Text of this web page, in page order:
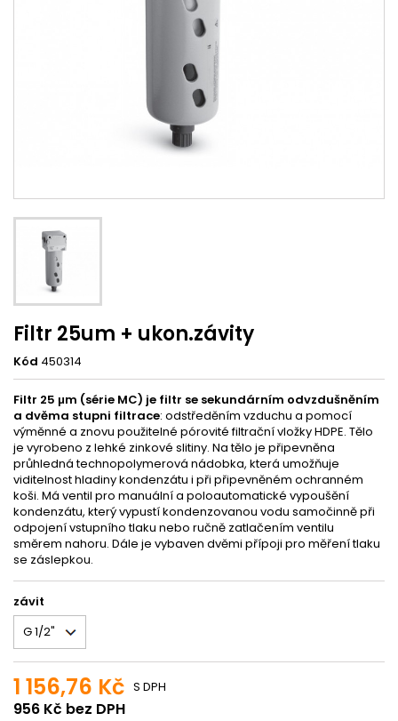
Filtr 25um + ukon.závity
Kód 450314
Filtr 25 μm (série MC) je filtr se sekundárním odvzdušněním
a dvěma stupni filtrace: odstředěním vzduchu a pomocí
výměnné a znovu použitelné pórovité filtrační vložky HDPE. Tělo
je vyrobeno z lehké zinkové slitiny. Na tělo je připevněna
průhledná technopolymerová nádobka, která umožňuje
viditelnost hladiny kondenzátu i při připevněném ochranném
koši. Má ventil pro manuální a poloautomatické vypoušění
kondenzátu, který vypustí kondenzovanou vodu samočinně při
odpojení vstupního tlaku nebo ručně zatlačením ventilu
směrem nahoru. Dále je vybaven dvěmi přípoji pro měření tlaku
se záslepkou.
závit
1 156,76 Kč
956 Kč bez DPH
S DPH